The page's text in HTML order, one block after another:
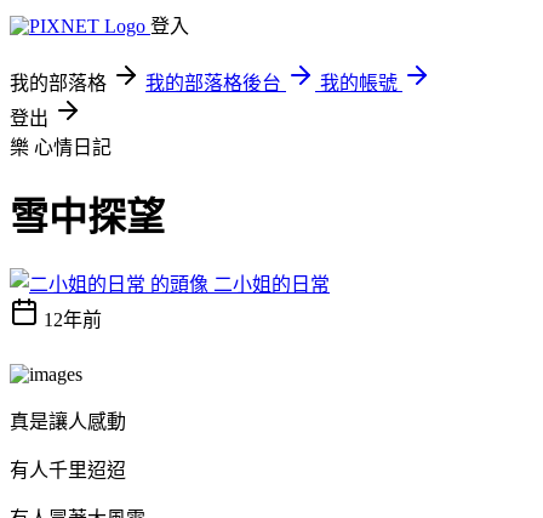
登入
我的部落格 我的部落格後台
我的帳號
登出
樂 心情日記
雪中探望
二小姐的日常
12年前
真是讓人感動
有人千里迢迢